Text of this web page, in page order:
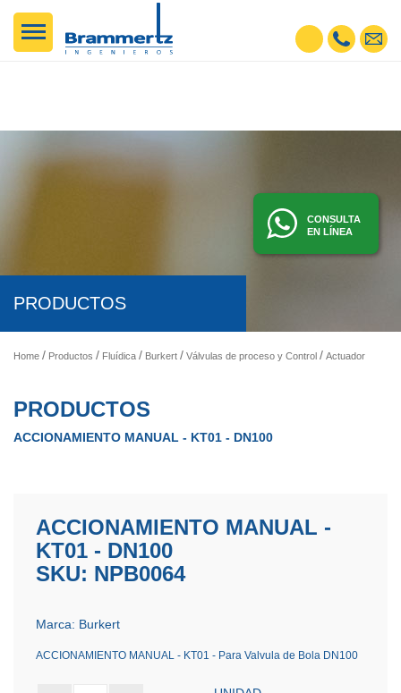
CONSULTA
EN LÍNEA
PRODUCTOS
Home Productos Fluídica Burkert Válvulas de proceso y Control Actuadores Manuales
PRODUCTOS
ACCIONAMIENTO MANUAL - KT01 - DN100
ACCIONAMIENTO MANUAL -
KT01 - DN100
SKU: NPB0064
Marca: Burkert
ACCIONAMIENTO MANUAL - KT01 - Para Valvula de Bola DN100